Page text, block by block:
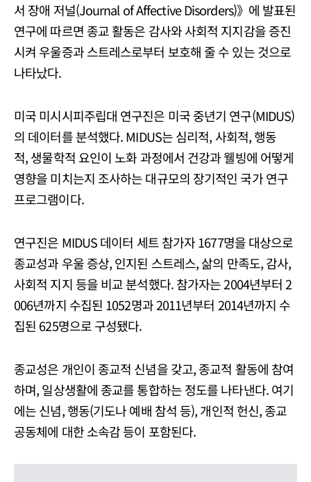
서 장애 저널(Journal of Affective Disorders)》에 발표된
연구에 따르면 종교 활동은 감사와 사회적 지지감을 증진
시켜 우울증과 스트레스로부터 보호해 줄 수 있는 것으로
나타났다.
미국 미시시피주립대 연구진은 미국 중년기 연구(MIDUS)
의 데이터를 분석했다. MIDUS는 심리적, 사회적, 행동
적, 생물학적 요인이 노화 과정에서 건강과 웰빙에 어떻게
영향을 미치는지 조사하는 대규모의 장기적인 국가 연구
프로그램이다.
연구진은 MIDUS 데이터 세트 참가자 1677명을 대상으로
종교성과 우울 증상, 인지된 스트레스, 삶의 만족도, 감사,
사회적 지지 등을 비교 분석했다. 참가자는 2004년부터 2
006년까지 수집된 1052명과 2011년부터 2014년까지 수
집된 625명으로 구성됐다.
종교성은 개인이 종교적 신념을 갖고, 종교적 활동에 참여
하며, 일상생활에 종교를 통합하는 정도를 나타낸다. 여기
에는 신념, 행동(기도나 예배 참석 등), 개인적 헌신, 종교
공동체에 대한 소속감 등이 포함된다.